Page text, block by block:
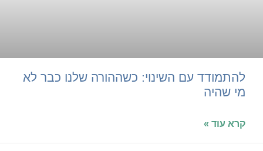
להתמודד עם השינוי: כשההורה שלנו כבר לא
מי שהיה
קרא עוד »